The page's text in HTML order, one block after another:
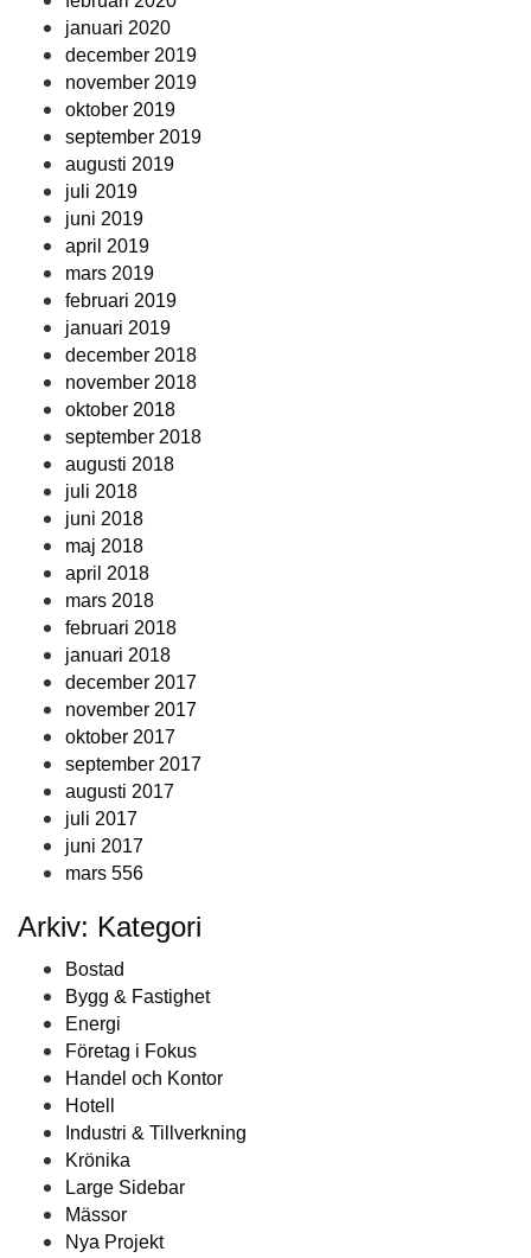
januari 2020
december 2019
november 2019
oktober 2019
september 2019
augusti 2019
juli 2019
juni 2019
april 2019
mars 2019
februari 2019
januari 2019
december 2018
november 2018
oktober 2018
september 2018
augusti 2018
juli 2018
juni 2018
maj 2018
april 2018
mars 2018
februari 2018
januari 2018
december 2017
november 2017
oktober 2017
september 2017
augusti 2017
juli 2017
juni 2017
mars 556
Arkiv: Kategori
Bostad
Bygg & Fastighet
Energi
Företag i Fokus
Handel och Kontor
Hotell
Industri & Tillverkning
Krönika
Large Sidebar
Mässor
Nya Projekt